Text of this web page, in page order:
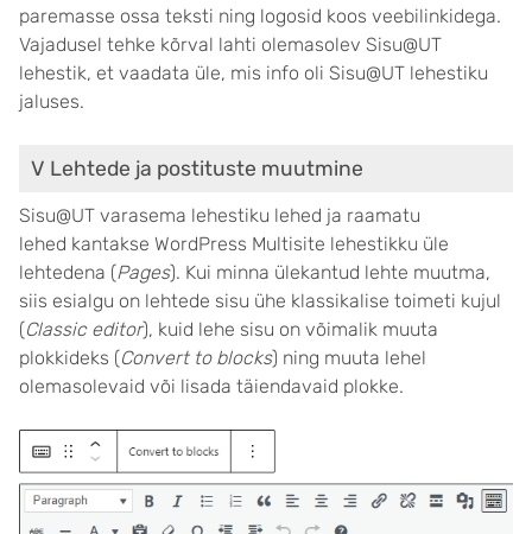
paremasse ossa teksti ning logosid koos veebilinkidega.
Vajadusel tehke kõrval lahti olemasolev Sisu@UT
lehestik, et vaadata üle, mis info oli Sisu@UT lehestiku
jaluses.
V Lehtede ja postituste muutmine
Sisu@UT varasema lehestiku lehed ja raamatu
lehed kantakse WordPress Multisite lehestikku üle
lehtedena (Pages). Kui minna ülekantud lehte muutma,
siis esialgu on lehtede sisu ühe klassikalise toimeti kujul
(Classic editor), kuid lehe sisu on võimalik muuta
plokkideks (Convert to blocks) ning muuta lehel
olemasolevaid või lisada täiendavaid plokke.